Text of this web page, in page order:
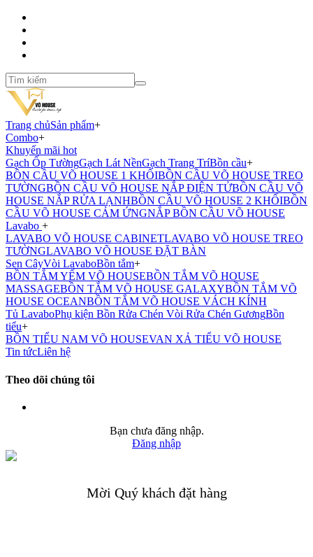
Trang chủSản phẩm+
Combo+
Khuyến mãi hot
Gạch Ốp TườngGạch Lát NềnGạch Trang TríBồn cầu+
BỒN CẦU VÕ HOUSE 1 KHỐIBỒN CẦU VÕ HOUSE TREO
TƯỜNGBỒN CẦU VÕ HOUSE NẮP ĐIỆN TỬBỒN CẦU VÕ
HOUSE NẮP RỬA LẠNHBỒN CẦU VÕ HOUSE 2 KHỐIBỒN
CẦU VÕ HOUSE CẢM ỨNGNẮP BỒN CẦU VÕ HOUSE
Lavabo +
LAVABO VÕ HOUSE CABINETLAVABO VÕ HOUSE TREO
TƯỜNGLAVABO VÕ HOUSE ĐẶT BÀN
Sen CâyVòi LavaboBồn tắm+
BỒN TẮM YẾM VÕ HOUSEBỒN TẮM VÕ HOUSE
MASSAGEBỒN TẮM VÕ HOUSE GALAXYBỒN TẮM VÕ
HOUSE OCEANBỒN TẮM VÕ HOUSE VÁCH KÍNH
Tủ LavaboPhụ kiện Bồn Rửa Chén Vòi Rửa Chén GươngBồn
tiểu+
BỒN TIỂU NAM VÕ HOUSEVAN XẢ TIỂU VÕ HOUSE
Tin tứcLiên hệ
Theo dõi chúng tôi
Bạn chưa đăng nhập.
Đăng nhập
Mời Quý khách đặt hàng